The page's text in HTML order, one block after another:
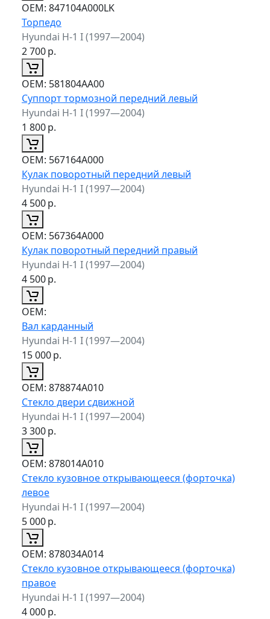
ОЕМ: 847104A000LK
Торпедо
Hyundai H-1 I (1997—2004)
2 700р.
ОЕМ: 581804AA00
Суппорт тормозной передний левый
Hyundai H-1 I (1997—2004)
1 800р.
ОЕМ: 567164A000
Кулак поворотный передний левый
Hyundai H-1 I (1997—2004)
4 500р.
ОЕМ: 567364A000
Кулак поворотный передний правый
Hyundai H-1 I (1997—2004)
4 500р.
ОЕМ:
Вал карданный
Hyundai H-1 I (1997—2004)
15 000р.
ОЕМ: 878874A010
Стекло двери сдвижной
Hyundai H-1 I (1997—2004)
3 300р.
ОЕМ: 878014A010
Стекло кузовное открывающееся (форточка)
левое
Hyundai H-1 I (1997—2004)
5 000р.
ОЕМ: 878034A014
Стекло кузовное открывающееся (форточка)
правое
Hyundai H-1 I (1997—2004)
4 000р.